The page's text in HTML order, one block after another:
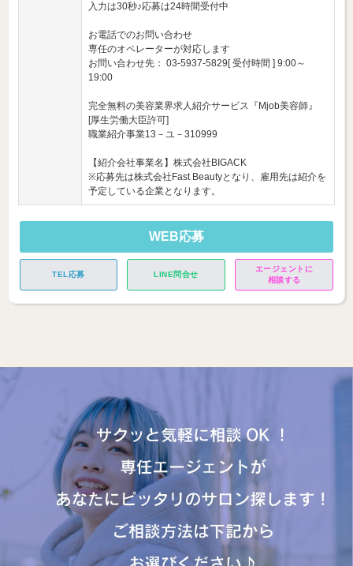
入力は30秒♪応募は24時間受付中
お電話でのお問い合わせ
専任のオペレーターが対応します
お問い合わせ先： 03-5937-5829[ 受付時間 ] 9:00～
19:00
完全無料の美容業界求人紹介サービス『Mjob美容師』
[厚生労働大臣許可]
職業紹介事業13－ユ－310999
【紹介会社事業名】株式会社BIGACK
※応募先は株式会社Fast Beautyとなり、雇用先は紹介を
予定している企業となります。
WEB応募
TEL応募 LINE問合せ
エージェントに
相談する